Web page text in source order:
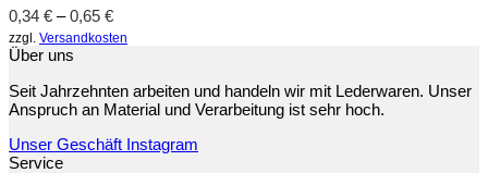
0,34 € –0,65 €
zzgl. Versandkosten
Über uns
Seit Jahrzehnten arbeiten und handeln wir mit Lederwaren. Unser
Anspruch an Material und Verarbeitung ist sehr hoch.
Unser Geschäft Instagram
Service